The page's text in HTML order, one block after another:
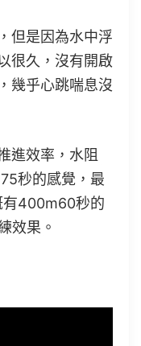
但是因為水中浮
很久，沒有開啟
幾乎心跳喘息沒
進效率，水阻
秒的感覺，最
有400m60秒的
效果。